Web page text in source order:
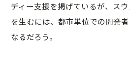
ディー支援を掲げているが、ス
を生むには、都市単位での開発
なるだろう。